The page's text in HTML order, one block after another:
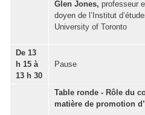
Glen Jones, professeur
doyen de l’Institut
University of Toronto
De 13
h 15 à
13 h 30
Pause
Table ronde - Rôle du
matière de promotion